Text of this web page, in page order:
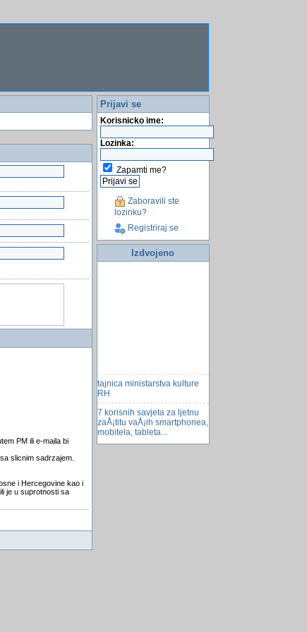
PM ili e-maila bi
slicnim sadrzajem.
i Hercegovine kao i
je u suprotnosti sa
Prijavi se
Korisnicko ime:
Lozinka:
Zapamti me?
Zaboravili ste
lozinku?
Registriraj se
Izdvojeno
tajnica ministarstva kulture
RH
7 korisnih savjeta za ljetnu
zaÅ¡titu vaÅ¡ih smartphonea,
mobitela, tableta...
SadrÅ¾aj drugog combo